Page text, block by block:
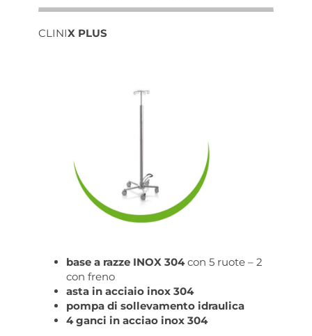
CLINIX PLUS
base a razze INOX 304con 5 ruote – 2
con freno
asta in acciaio inox 304
pompa di sollevamento idraulica
4 ganci in acciao inox 304